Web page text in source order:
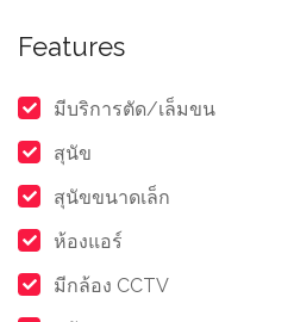
Features
มีบริการตัด/เล็มขน
สุนัข
สุนัขขนาดเล็ก
ห้องแอร์
มีกล้อง CCTV